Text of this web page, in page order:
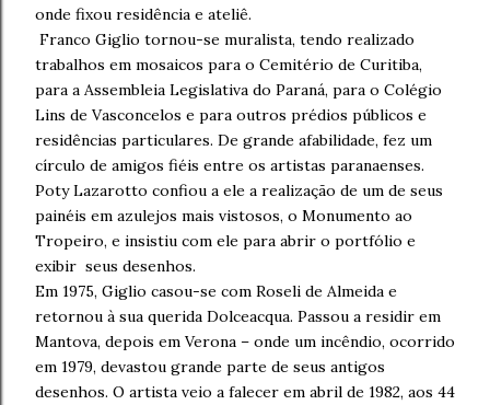
onde fixou residência e ateliê.
Franco Giglio tornou-se muralista, tendo realizado
trabalhos em mosaicos para o Cemitério de Curitiba,
para a Assembleia Legislativa do Paraná, para o Colégio
Lins de Vasconcelos e para outros prédios públicos e
residências particulares. De grande afabilidade, fez um
círculo de amigos fiéis entre os artistas paranaenses.
Poty Lazarotto confiou a ele a realização de um de seus
painéis em azulejos mais vistosos, o Monumento ao
Tropeiro, e insistiu com ele para abrir o portfólio e
exibir seus desenhos.
Em 1975, Giglio casou-se com Roseli de Almeida e
retornou à sua querida Dolceacqua. Passou a residir em
Mantova, depois em Verona – onde um incêndio, ocorrido
em 1979, devastou grande parte de seus antigos
desenhos. O artista veio a falecer em abril de 1982, aos 44